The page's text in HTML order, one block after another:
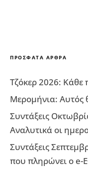
ΠΡΌΣΦΑΤΑ ΆΡΘΡΑ
Τζόκερ 2026: Κάθε
Μερομήνια: Αυτός
Συντάξεις
Αναλυτικά οι
Συντάξεις
που πληρώνει ο e-